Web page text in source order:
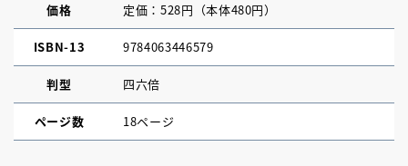
価格 定価：528円（本体480円）
ISBN-13 9784063446579
判型 四六倍
ページ数 18ページ